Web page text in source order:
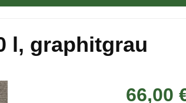
l, graphitgrau
66,00